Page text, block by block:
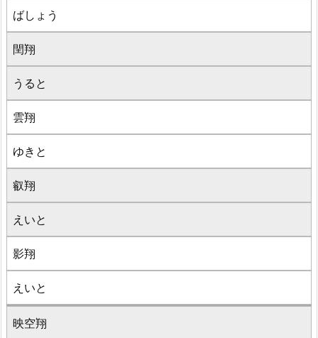
ばしょう
閏翔
うると
雲翔
ゆきと
叡翔
えいと
影翔
えいと
映空翔